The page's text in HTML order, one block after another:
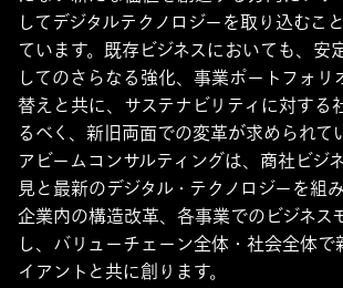
してデジタルテクノロジーを取り込むこ
ています。既存ビジネスにおいても、安
してのさらなる強化、事業ポートフォリ
替えと共に、サステナビリティに対する
るべく、新旧両面での変革が求められて
アビームコンサルティングは、商社ビジ
見と最新のデジタル・テクノロジーを組
企業内の構造改革、各事業でのビジネス
し、バリューチェーン全体・社会全体で
イアントと共に創ります。